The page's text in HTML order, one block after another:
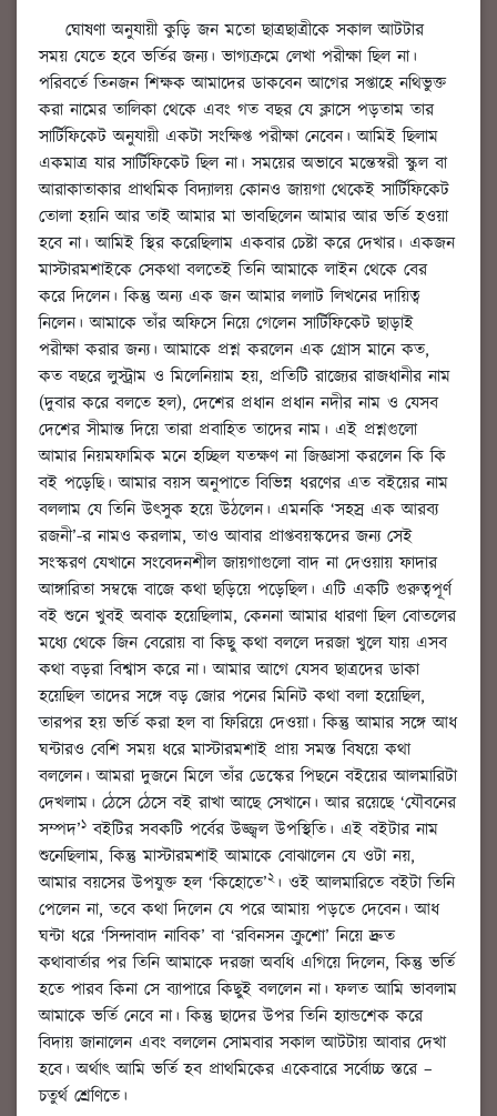
ঘোষণা অনুযায়ী কুড়ি জন মতো ছাত্রছাত্রীকে সকাল আটটার
সময় যেতে হবে ভর্তির জন্য। ভাগ্যক্রমে লেখা পরীক্ষা ছিল না।
পরিবর্তে তিনজন শিক্ষক আমাদের ডাকবেন আগের সপ্তাহে নথিভুক্ত
করা নামের তালিকা থেকে এবং গত বছর যে ক্লাসে পড়তাম তার
সার্টিফিকেট অনুযায়ী একটা সংক্ষিপ্ত পরীক্ষা নেবেন। আমিই ছিলাম
একমাত্র যার সার্টিফিকেট ছিল না। সময়ের অভাবে মন্তেস্বরী স্কুল বা
আরাকাতাকার প্রাথমিক বিদ্যালয় কোনও জায়গা থেকেই সার্টিফিকেট
তোলা হয়নি আর তাই আমার মা ভাবছিলেন আমার আর ভর্তি হওয়া
হবে না। আমিই স্থির করেছিলাম একবার চেষ্টা করে দেখার। একজন
মাস্টারমশাইকে সেকথা বলতেই তিনি আমাকে লাইন থেকে বের
করে দিলেন। কিন্তু অন্য এক জন আমার ললাট লিখনের দায়িত্ব
নিলেন। আমাকে তাঁর অফিসে নিয়ে গেলেন সার্টিফিকেট ছাড়াই
পরীক্ষা করার জন্য। আমাকে প্রশ্ন করলেন এক গ্রোস মানে কত,
কত বছরে লুস্ট্রাম ও মিলেনিয়াম হয়, প্রতিটি রাজ্যের রাজধানীর নাম
(দুবার করে বলতে হল), দেশের প্রধান প্রধান নদীর নাম ও যেসব
দেশের সীমান্ত দিয়ে তারা প্রবাহিত তাদের নাম। এই প্রশ্নগুলো
আমার নিয়মফামিক মনে হচ্ছিল যতক্ষণ না জিজ্ঞাসা করলেন কি কি
বই পড়েছি। আমার বয়স অনুপাতে বিভিন্ন ধরণের এত বইয়ের নাম
বললাম যে তিনি উৎসুক হয়ে উঠলেন। এমনকি ‘সহস্র এক আরব্য
রজনী’-র নামও করলাম, তাও আবার প্রাপ্তবয়স্কদের জন্য সেই
সংস্করণ যেখানে সংবেদনশীল জায়গাগুলো বাদ না দেওয়ায় ফাদার
আঙ্গারিতা সম্বন্ধে বাজে কথা ছড়িয়ে পড়েছিল। এটি একটি গুরুত্বপূর্ণ
বই শুনে খুবই অবাক হয়েছিলাম, কেননা আমার ধারণা ছিল বোতলের
মধ্যে থেকে জিন বেরোয় বা কিছু কথা বললে দরজা খুলে যায় এসব
কথা বড়রা বিশ্বাস করে না। আমার আগে যেসব ছাত্রদের ডাকা
হয়েছিল তাদের সঙ্গে বড় জোর পনের মিনিট কথা বলা হয়েছিল,
তারপর হয় ভর্তি করা হল বা ফিরিয়ে দেওয়া। কিন্তু আমার সঙ্গে আধ
ঘন্টারও বেশি সময় ধরে মাস্টারমশাই প্রায় সমস্ত বিষয়ে কথা
বললেন। আমরা দুজনে মিলে তাঁর ডেস্কের পিছনে বইয়ের আলমারিটা
দেখলাম। ঠেসে ঠেসে বই রাখা আছে সেখানে। আর রয়েছে ‘যৌবনের
সম্পদ’১ বইটির সবকটি পর্বের উজ্জ্বল উপস্থিতি। এই বইটার নাম
শুনেছিলাম, কিন্তু মাস্টারমশাই আমাকে বোঝালেন যে ওটা নয়,
আমার বয়সের উপযুক্ত হল ‘কিহোতে’২। ওই আলমারিতে বইটা তিনি
পেলেন না, তবে কথা দিলেন যে পরে আমায় পড়তে দেবেন। আধ
ঘন্টা ধরে ‘সিন্দাবাদ নাবিক’ বা ‘রবিনসন ক্রুশো’ নিয়ে দ্রুত
কথাবার্তার পর তিনি আমাকে দরজা অবধি এগিয়ে দিলেন, কিন্তু ভর্তি
হতে পারব কিনা সে ব্যাপারে কিছুই বললেন না। ফলত আমি ভাবলাম
আমাকে ভর্তি নেবে না। কিন্তু ছাদের উপর তিনি হ্যান্ডশেক করে
বিদায় জানালেন এবং বললেন সোমবার সকাল আটটায় আবার দেখা
হবে। অর্থাৎ আমি ভর্তি হব প্রাথমিকের একেবারে সর্বোচ্চ স্তরে –
চতুর্থ শ্রেণিতে।